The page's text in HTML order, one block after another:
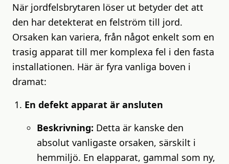
När jordfelsbrytaren löser ut betyder det att
den har detekterat en felström till jord.
Orsaken kan variera, från något enkelt som en
trasig apparat till mer komplexa fel i den fasta
installationen. Här är fyra vanliga boven i
dramat:
En defekt apparat är ansluten
Beskrivning: Detta är kanske den
absolut vanligaste orsaken, särskilt i
hemmiljö. En elapparat, gammal som ny,